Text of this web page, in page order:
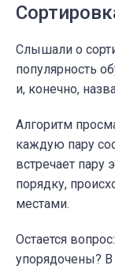
Слышали о
популярность
и, конечно,
Алгоритм
каждую пару
встречает
порядку,
местами.
Остается
упорядочены? В